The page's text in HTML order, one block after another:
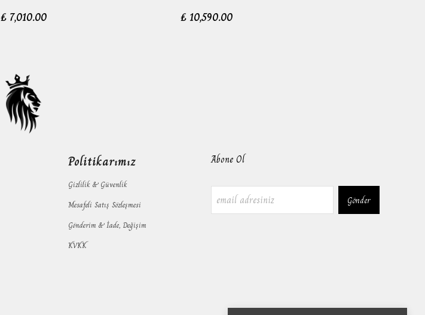
₺ 7,010.00 ₺ 10,590.00
Politikarımız
Gizlilik & Güvenlik
Mesafeli Satış Sözleşmesi
Gönderim & İade, Değişim
KVKK
Abone Ol
Gönder